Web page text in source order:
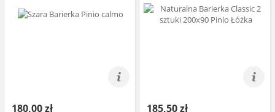
180,00 zł 185,50 zł